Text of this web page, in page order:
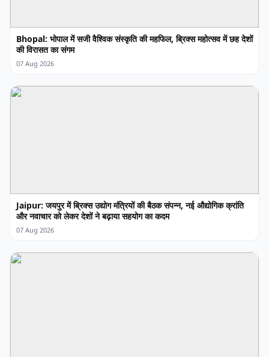
Bhopal: भोपाल में सजी वैश्विक संस्कृति की महफिल, ब्रिक्स महोत्सव में छह देशों
की विरासत का संगम
07 Aug 2026
Jaipur: जयपुर में ब्रिक्स उद्योग मंत्रियों की बैठक संपन्न, नई औद्योगिक क्रांति
और नवाचार को लेकर देशों ने बढ़ाया सहयोग का कदम
07 Aug 2026